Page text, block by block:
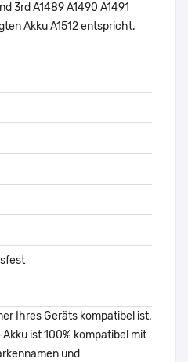
3rd A1489 A1490 A1491
Akku A1512 entspricht.
Ihres Geräts kompatibel ist.
ist 100% kompatibel mit
und